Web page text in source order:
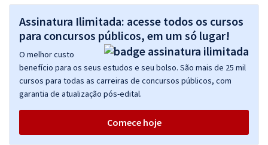
32,66
Economize R$ 97,98 (-20%)
Comprar
CLDF - Câmara Legislativa do DF - Consultor Legislativo - Área:
Constituição e Justiça (Com Opção de Espanhol)
à vista
Assinatura Ilimitada: acesse todos os cursos
para concursos públicos, em um só lugar!
O melhor custo
benefício para os seus estudos e seu bolso. São mais de 25 mil
cursos para todas as carreiras de concursos públicos, com
garantia de atualização pós-edital.
Comece hoje